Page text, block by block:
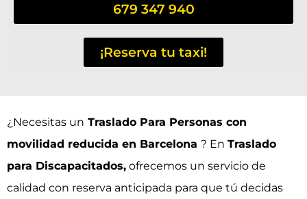
679 347 940
¡Reserva tu taxi!
¿Necesitas un Traslado Para Personas con
movilidad reducida en Barcelona ? En Traslado
para Discapacitados, ofrecemos un servicio de
calidad con reserva anticipada para que tú decidas